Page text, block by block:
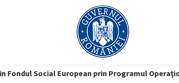
Fondul Social European prin Programul